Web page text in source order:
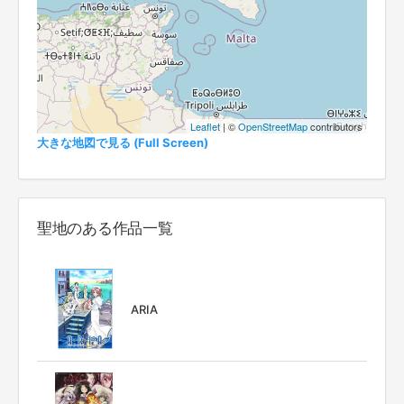
Leaflet | ©OpenStreetMapcontributors
大きな地図で見る (Full Screen)
聖地のある作品一覧
ARIA